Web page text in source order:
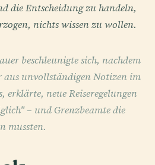
die Entscheidung zu handeln,
nichts wissen zu wollen.
beschleunigte sich, nachdem
aus unvollständigen Notizen im
erklärte, neue Reiseregelungen
– und Grenzbeamte die
mussten.